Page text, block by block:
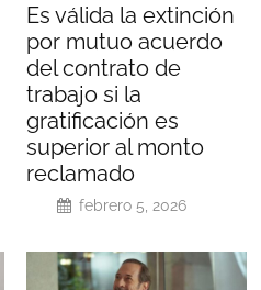
Es válida la extinción
por mutuo acuerdo
del contrato de
trabajo si la
gratificación es
superior al monto
reclamado
febrero 5, 2026